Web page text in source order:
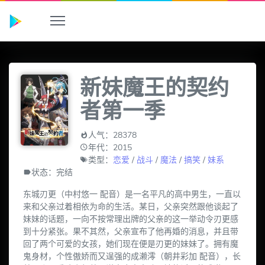
新妹魔王的契约
者第一季
人气：28378
年代：2015
类型： 恋爱 / 战斗 / 魔法 / 搞笑 / 妹系
状态：完结
东城刃更（中村悠一 配音）是一名平凡的高中男生，一直以
来和父亲过着相依为命的生活。某日，父亲突然跟他谈起了
妹妹的话题，一向不按常理出牌的父亲的这一举动令刃更感
到十分紧张。果不其然，父亲宣布了他再婚的消息，并且带
回了两个可爱的女孩，她们现在便是刃更的妹妹了。拥有魔
鬼身材，个性傲娇而又逞强的成濑澪（朝井彩加 配音），长